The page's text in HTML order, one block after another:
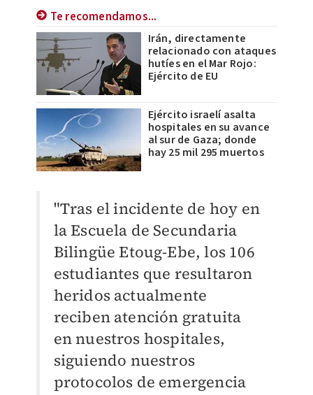
Te recomendamos...
Irán, directamente
relacionado con ataques
hutíes en el Mar Rojo:
Ejército de EU
Ejército israelí asalta
hospitales en su avance
al sur de Gaza; donde
hay 25 mil 295 muertos
"Tras el incidente de hoy en
la Escuela de Secundaria
Bilingüe Etoug-Ebe, los 106
estudiantes que resultaron
heridos actualmente
reciben atención gratuita
en nuestros hospitales,
siguiendo nuestros
protocolos de emergencia